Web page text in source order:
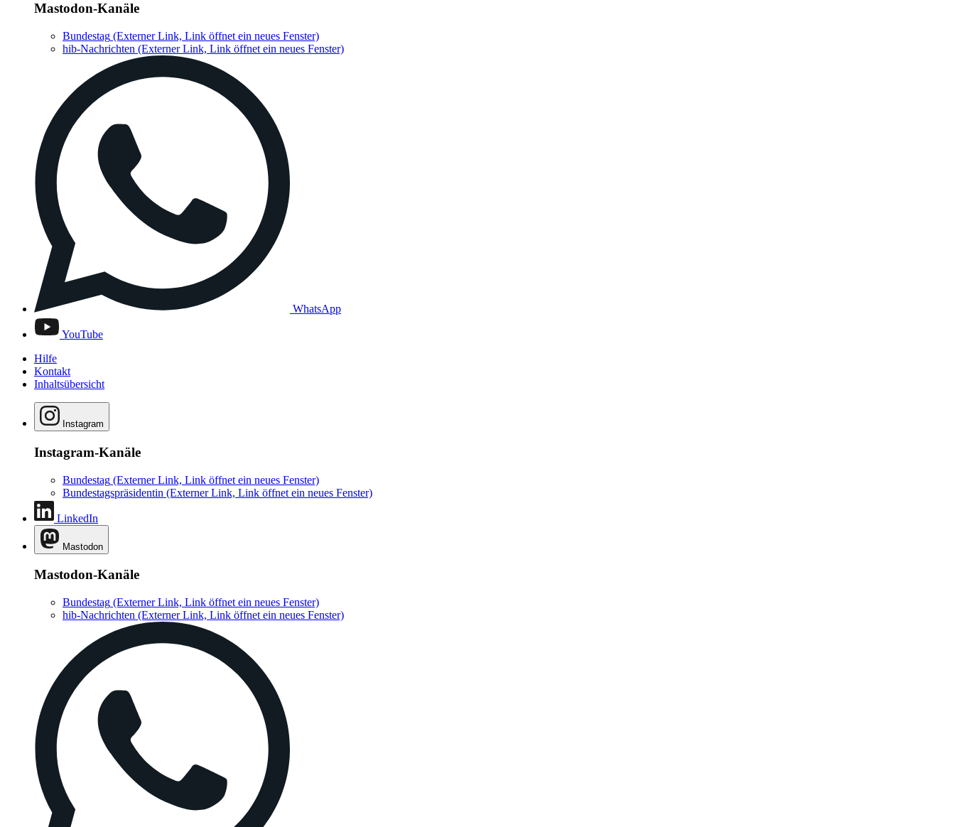
Mastodon-Kanäle
Bundestag (Externer Link, Link öffnet ein neues Fenster)
hib-Nachrichten (Externer Link, Link öffnet ein neues Fenster)
WhatsApp
YouTube
Hilfe
Kontakt
Inhaltsübersicht
Instagram
Instagram-Kanäle
Bundestag (Externer Link, Link öffnet ein neues Fenster)
Bundestagspräsidentin (Externer Link, Link öffnet ein neues Fenster)
LinkedIn
Mastodon
Mastodon-Kanäle
Bundestag (Externer Link, Link öffnet ein neues Fenster)
hib-Nachrichten (Externer Link, Link öffnet ein neues Fenster)